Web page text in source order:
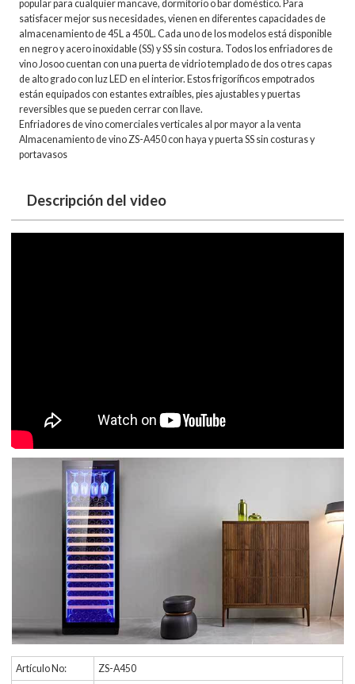
popular para cualquier mancave, dormitorio o bar doméstico. Para
satisfacer mejor sus necesidades, vienen en diferentes capacidades de
almacenamiento de 45L a 450L. Cada uno de los modelos está disponible
en negro y acero inoxidable (SS) y SS sin costura. Todos los enfriadores de
vino Josoo cuentan con una puerta de vidrio templado de dos o tres capas
de alto grado con luz LED en el interior. Estos frigoríficos empotrados
están equipados con estantes extraíbles, pies ajustables y puertas
reversibles que se pueden cerrar con llave.
Enfriadores de vino comerciales verticales al por mayor a la venta
Almacenamiento de vino ZS-A450 con haya y puerta SS sin costuras y
portavasos
Descripción del video
Artículo No: ZS-A450